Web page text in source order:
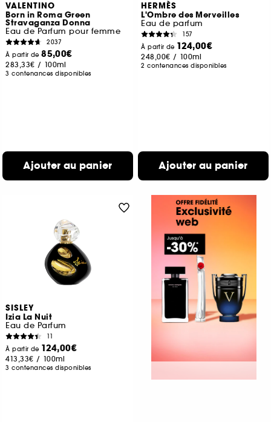
VALENTINO
Born in Roma Green
Stravaganza Donna
Eau de Parfum pour femme
2037
À partir de85,00€
283,33€ / 100ml
3 contenances disponibles
Ajouter au panier
HERMÈS
L'Ombre des Merveilles
Eau de parfum
157
À partir de 124,00€
248,00€ / 100ml
2 contenances disponibles
Ajouter au panier
SISLEY
Izia La Nuit
Eau de Parfum
11
À partir de 124,00€
413,33€ / 100ml
3 contenances disponibles